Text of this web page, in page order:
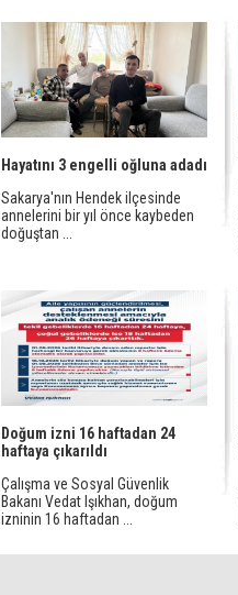
Hayatını 3 engelli oğluna adadı
Sakarya'nın Hendek ilçesinde
annelerini bir yıl önce kaybeden
doğuştan ...
Doğum izni 16 haftadan 24
haftaya çıkarıldı
Çalışma ve Sosyal Güvenlik
Bakanı Vedat Işıkhan, doğum
izninin 16 haftadan ...